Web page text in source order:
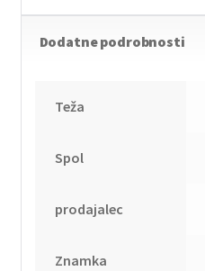
Dodatne podrobnosti
Teža
Spol
prodajalec
Znamka